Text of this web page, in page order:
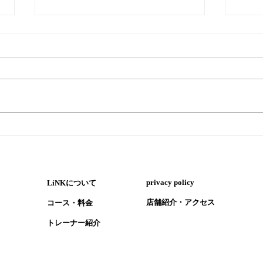
LiNKについて
コース・​料金
​トレーナー紹介
​privacy policy
​店舗紹介・アクセス